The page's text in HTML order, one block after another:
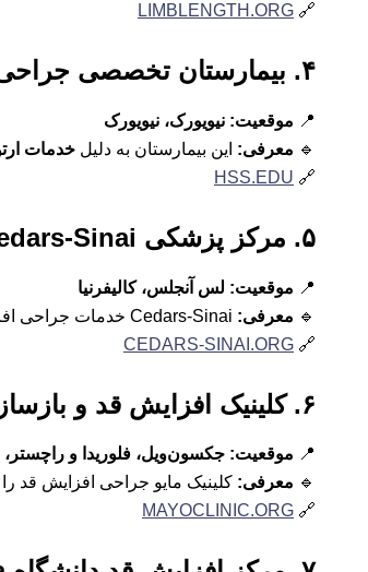
🔗
LIMBLENGTH.ORG
۴. بیمارستان تخصصی جراحی (HSS – Hospital for Special Surgery)
📍 موقعیت: نیویورک، نیویورک
🔹 معرفی: این بیمارستان به دلیل خدمات
🔗
HSS.EDU
۵. مرکز پزشکی Cedars-Sinai
📍 موقعیت: لس آنجلس، کالیفرنیا
🔹 معرفی:
🔗
CEDARS-SINAI.ORG
۶. کلینیک افزایش قد و بازسازی استخوان Mayo Clinic
📍 موقعیت: جکسون‌ویل، فلوریدا و راچستر،
🔹 معرفی: کلینیک مایو جراحی افزایش قد را
🔗
MAYOCLINIC.ORG